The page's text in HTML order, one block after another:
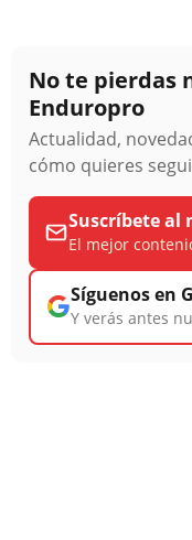
No te pierdas
Enduropro
Actualidad,
cómo quieres
Suscríbete al
El mejor
Síguenos en
Y verás antes